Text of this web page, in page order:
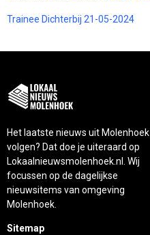
Trainee Dichterbij 21-05-2024
Het laatste nieuws uit Molenhoek
volgen? Dat doe je uiteraard op
Lokaalnieuwsmolenhoek.nl. Wij
focussen op de dagelijkse
nieuwsitems van omgeving
Molenhoek.
Sitemap